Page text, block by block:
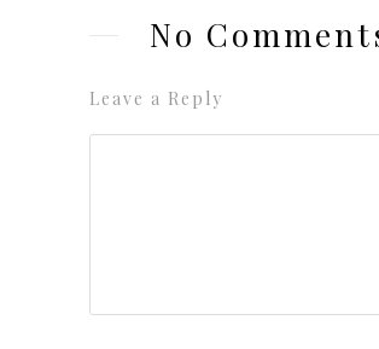
No
Leave a Reply